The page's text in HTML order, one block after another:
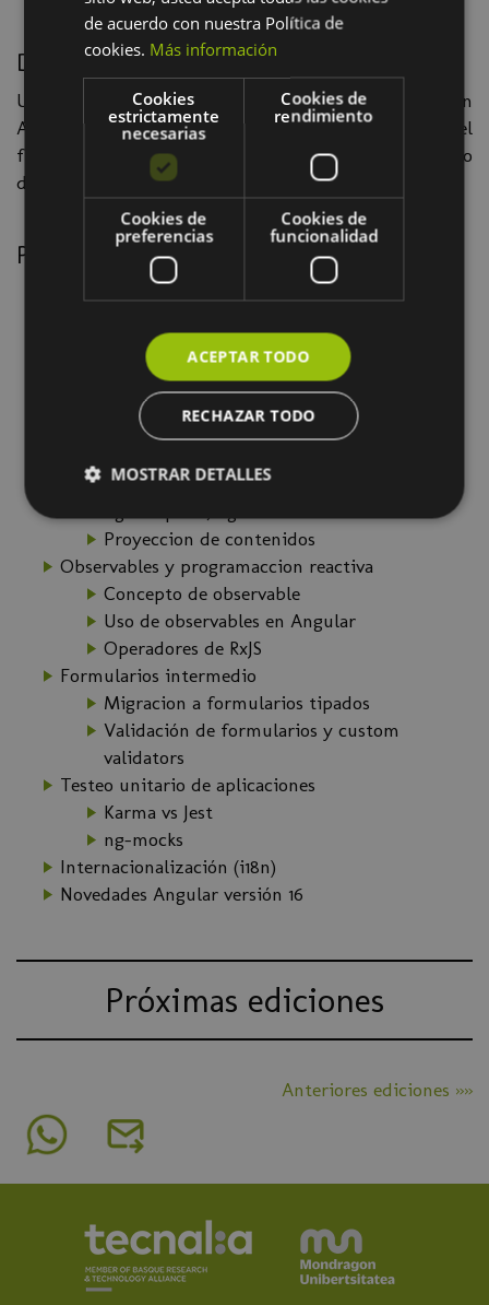
Dirigido a
Usuarios que tengan experiencia programando en
Angular y quieran aumentar sus conocimientos del
framework, mejorar la calidad y agilizar el desarrollo
de aplicaciones en Angular.
Programa
Standalone
Enrutamiento con standalone
Lazy loading
Pipes, Directivas, Templates
Custom Directives y Directive composition
Proyeccion de contenidos
Observables y programaccion reactiva
Concepto de observable
Uso de observables en Angular
Operadores de RxJS
Formularios intermedio
Migracion a formularios tipados
Validación de formularios y custom
validators
Testeo unitario de aplicaciones
Karma vs Jest
ng-mocks
Internacionalización (i18n)
Novedades Angular versión 16
Próximas ediciones
Anteriores ediciones »»
de acuerdo con nuestra Política de
cookies. Más información
Cookies
estrictamente
necesarias
Cookies de
rendimiento
Cookies de
preferencias
Cookies de
funcionalidad
ACEPTAR TODO
RECHAZAR TODO
MOSTRAR DETALLES